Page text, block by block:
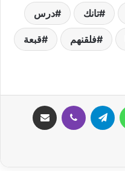
تانك درس
فلقنهم قبعة
واتساب تيلقرام ڤايبر